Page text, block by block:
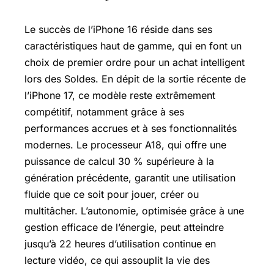
Le succès de l’iPhone 16 réside dans ses
caractéristiques haut de gamme, qui en font un
choix de premier ordre pour un achat intelligent
lors des Soldes. En dépit de la sortie récente de
l’iPhone 17, ce modèle reste extrêmement
compétitif, notamment grâce à ses
performances accrues et à ses fonctionnalités
modernes. Le processeur A18, qui offre une
puissance de calcul 30 % supérieure à la
génération précédente, garantit une utilisation
fluide que ce soit pour jouer, créer ou
multitâcher. L’autonomie, optimisée grâce à une
gestion efficace de l’énergie, peut atteindre
jusqu’à 22 heures d’utilisation continue en
lecture vidéo, ce qui assouplit la vie des